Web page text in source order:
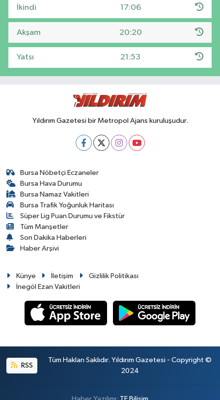
İkindi 17:06
Akşam 20:20
Yatsı 21:53
Yıldırım Gazetesi bir Metropol Ajans kuruluşudur.
Bursa Nöbetçi Eczaneler
Bursa Hava Durumu
Bursa Namaz Vakitleri
Bursa Trafik Yoğunluk Haritası
Süper Lig Puan Durumu ve Fikstür
Tüm Manşetler
Son Dakika Haberleri
Haber Arşivi
Künye İletişim
Gizlilik Politikası
İnegöl Ezan Vakitleri
RSS
Tüm Hakları Saklıdır. Yıldırım Gazetesi - Copyright ©
2024